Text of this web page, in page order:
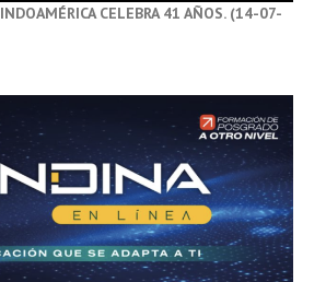
INDOAMÉRICA CELEBRA 41 AÑOS. (14-07-